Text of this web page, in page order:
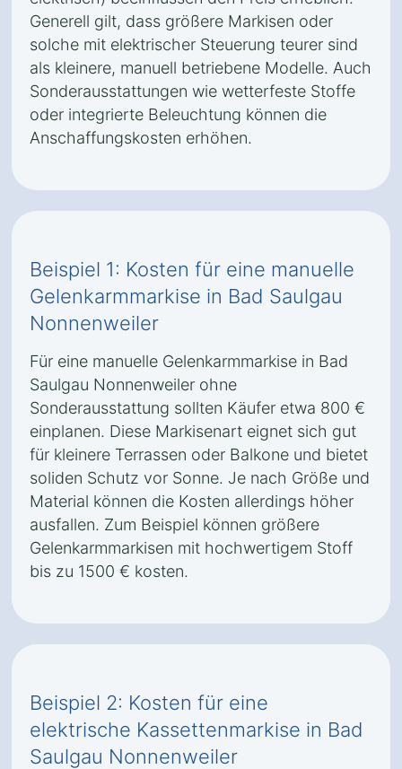
Generell gilt, dass größere Markisen oder
solche mit elektrischer Steuerung teurer sind
als kleinere, manuell betriebene Modelle. Auch
Sonderausstattungen wie wetterfeste Stoffe
oder integrierte Beleuchtung können die
Anschaffungskosten erhöhen.
Beispiel 1: Kosten für eine manuelle
Gelenkarmmarkise in Bad Saulgau
Nonnenweiler
Für eine manuelle Gelenkarmmarkise in Bad
Saulgau Nonnenweiler ohne
Sonderausstattung sollten Käufer etwa 800 €
einplanen. Diese Markisenart eignet sich gut
für kleinere Terrassen oder Balkone und bietet
soliden Schutz vor Sonne. Je nach Größe und
Material können die Kosten allerdings höher
ausfallen. Zum Beispiel können größere
Gelenkarmmarkisen mit hochwertigem Stoff
bis zu 1500 € kosten.
Beispiel 2: Kosten für eine
elektrische Kassettenmarkise in Bad
Saulgau Nonnenweiler